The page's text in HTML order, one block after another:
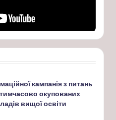
кампанія з питань
тимчасово окупованих
вищої освіти